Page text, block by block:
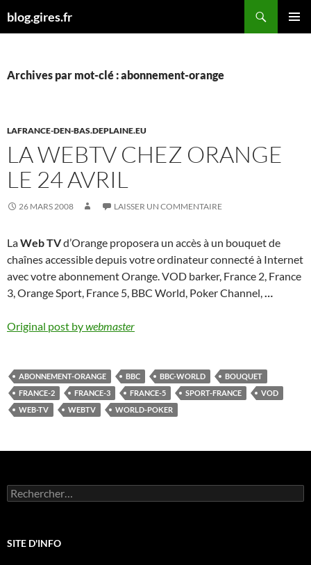
aublog.gires.fr
Archives par mot-clé : abonnement-orange
LAFRANCE-DEN-BAS.DEPLAINE.EU
LA WEBTV CHEZ ORANGE
LE 24 AVRIL
26 MARS 2008 LAISSER UN COMMENTAIRE
LaWeb TVd’Orange proposera un accès à un bouquet de
chaînes accessible depuis votre ordinateur connecté à Internet
avec votre abonnement Orange. VOD barker, France 2, France
3, Orange Sport, France 5, BBC World, Poker Channel,…
Original post bywebmaster
ABONNEMENT-ORANGE BBC BBC-WORLD
BOUQUET
FRANCE-2
FRANCE-3 FRANCE-5 SPORT-FRANCE
VOD
WEB-TV
WEBTV WORLD-POKER
Rechercher :
SITE D'INFO